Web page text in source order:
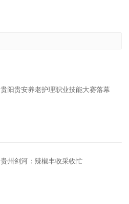
贵阳贵安养老护理职业技能大赛落幕
贵州剑河：辣椒丰收采收忙